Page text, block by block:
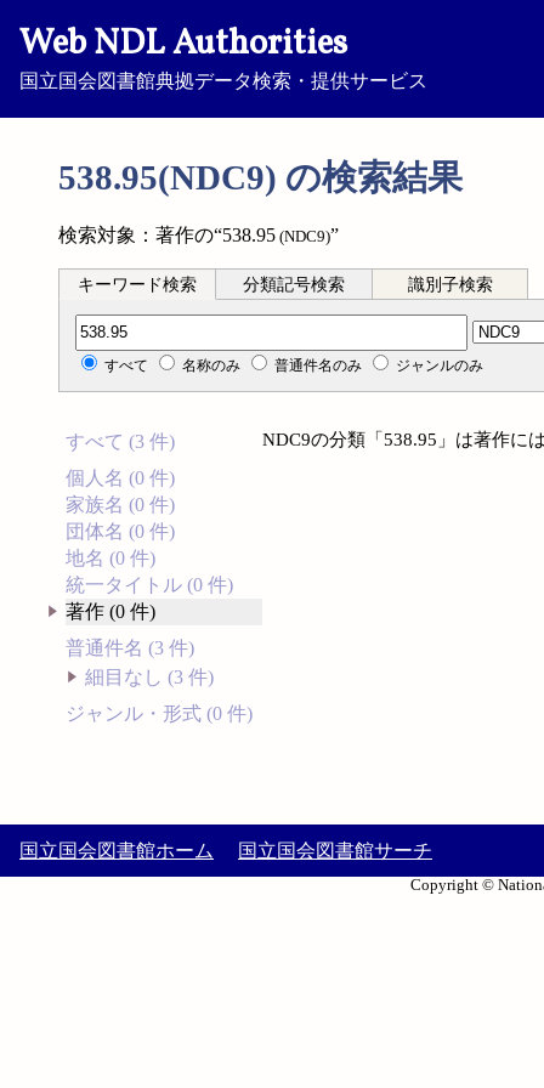
Web NDL Authorities
国立国会図書館典拠データ検索・提供サービス
538.95(NDC9) の検索結果
検索対象：著作の“538.95 (NDC9)”
キーワード検索 分類記号検索 識別子検索
分類記号検索
すべて 名称のみ 普通件名のみ ジャンルのみ
すべて (3 件)
個人名 (0 件)
家族名 (0 件)
団体名 (0 件)
地名 (0 件)
統一タイトル (0 件)
著作 (0 件)
普通件名 (3 件)
細目なし (3 件)
ジャンル・形式 (0 件)
NDC9の分類「538.95」は著作に
国立国会図書館ホーム 国立国会図書館サーチ
Copyright ©